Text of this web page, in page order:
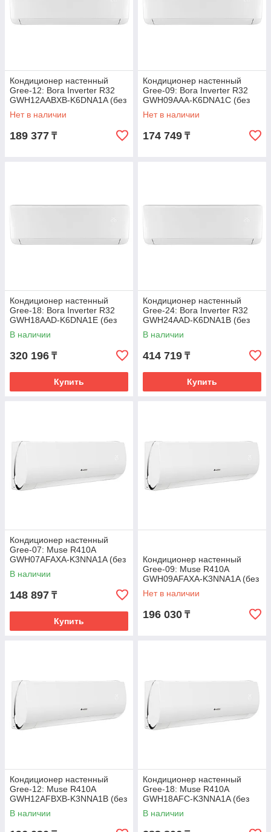
Кондиционер настенный
Gree-12: Bora Inverter R32
GWH12AABXB-K6DNA1A (без
соединительной
инсталляции)
Нет в наличии
189 377 ₸
Кондиционер настенный
Gree-09: Bora Inverter R32
GWH09AAA-K6DNA1C (без
соединительной
инсталляции)
Нет в наличии
174 749 ₸
Кондиционер настенный
Gree-18: Bora Inverter R32
GWH18AAD-K6DNA1E (без
соединительной
инсталляции)
В наличии
320 196 ₸
Купить
Кондиционер настенный
Gree-24: Bora Inverter R32
GWH24AAD-K6DNA1B (без
соединительной
инсталляции)
В наличии
414 719 ₸
Купить
Кондиционер настенный
Gree-07: Muse R410A
GWH07AFAXA-K3NNA1A (без
соединительной
инсталляции)
В наличии
148 897 ₸
Купить
Кондиционер настенный
Gree-09: Muse R410A
GWH09AFAXA-K3NNA1A (без
соединительной
инсталляции)
Нет в наличии
196 030 ₸
Кондиционер настенный
Gree-12: Muse R410A
GWH12AFBXB-K3NNA1B (без
соединительной
инсталляции)
В наличии
Кондиционер настенный
Gree-18: Muse R410A
GWH18AFC-K3NNA1A (без
соединительной
инсталляции)
В наличии